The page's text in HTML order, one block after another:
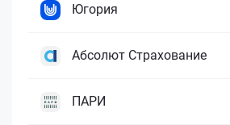
Югория
Абсолют Страхование
ПАРИ